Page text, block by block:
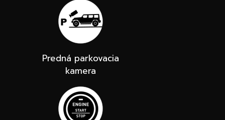
Predná parkovacia
kamera